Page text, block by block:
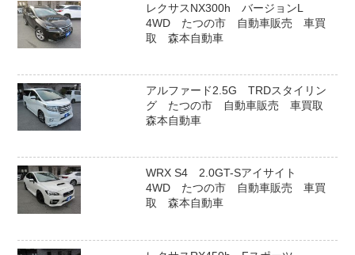
レクサスNX300h バージョンL
4WD たつの市 自動車販売 車買
取 森本自動車
アルファード2.5G TRDスタイリン
グ たつの市 自動車販売 車買取
森本自動車
WRX S4 2.0GT-Sアイサイト
4WD たつの市 自動車販売 車買
取 森本自動車